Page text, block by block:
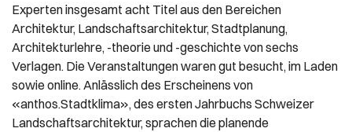
Experten insgesamt acht Titel aus den Bereichen
Architektur, Landschaftsarchitektur, Stadtplanung,
Architekturlehre, -theorie und -geschichte von sechs
Verlagen. Die Veranstaltungen waren gut besucht, im Laden
sowie online. Anlässlich des Erscheinens von
«anthos.Stadtklima», des ersten Jahrbuchs Schweizer
Landschaftsarchitektur, sprachen die planende